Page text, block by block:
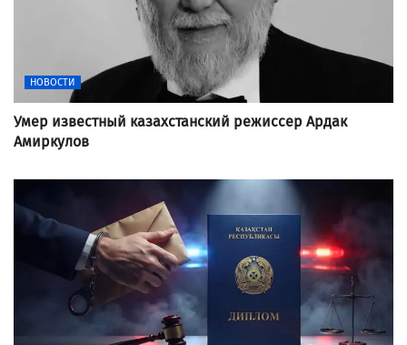
НОВОСТИ
Умер известный казахстанский режиссер Ардак
Амиркулов